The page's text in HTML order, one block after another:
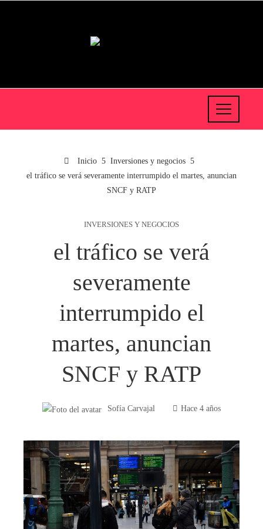
Inicio
Inversiones y negocios
el tráfico se verá severamente interrumpido el martes, anuncian
SNCF y RATP
INVERSIONES Y NEGOCIOS
el tráfico se verá
severamente
interrumpido el
martes, anuncian
SNCF y RATP
Sofía Carvajal Hace 4 años